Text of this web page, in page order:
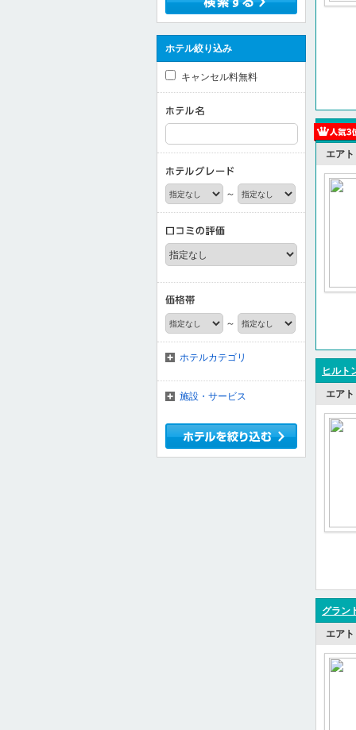
エア
ヒルト
エア
グラン
エア
ホテル絞り込み
キャンセル料無料
～
～
ホテルカテゴリ
施設・サービス